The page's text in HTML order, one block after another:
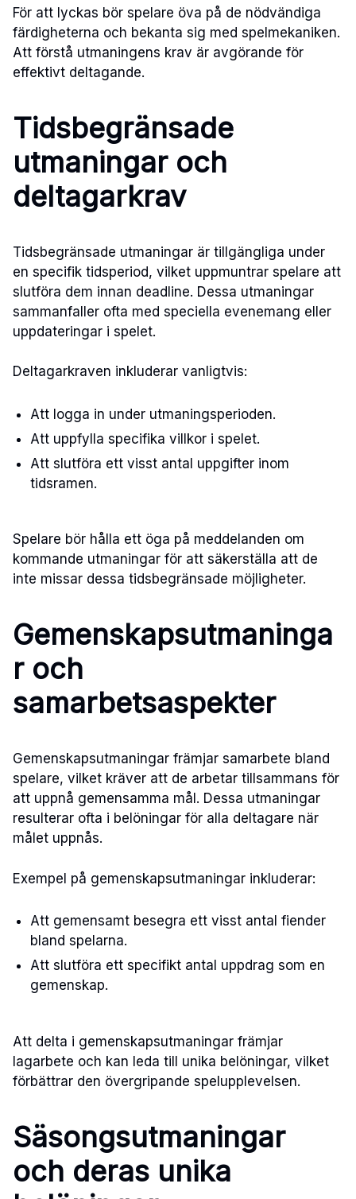
För att lyckas bör spelare öva på de nödvändiga
färdigheterna och bekanta sig med spelmekaniken.
Att förstå utmaningens krav är avgörande för
effektivt deltagande.
Tidsbegränsade
utmaningar och
deltagarkrav
Tidsbegränsade utmaningar är tillgängliga under
en specifik tidsperiod, vilket uppmuntrar spelare att
slutföra dem innan deadline. Dessa utmaningar
sammanfaller ofta med speciella evenemang eller
uppdateringar i spelet.
Deltagarkraven inkluderar vanligtvis:
Att logga in under utmaningsperioden.
Att uppfylla specifika villkor i spelet.
Att slutföra ett visst antal uppgifter inom
tidsramen.
Spelare bör hålla ett öga på meddelanden om
kommande utmaningar för att säkerställa att de
inte missar dessa tidsbegränsade möjligheter.
Gemenskapsutmaninga
r och
samarbetsaspekter
Gemenskapsutmaningar främjar samarbete bland
spelare, vilket kräver att de arbetar tillsammans för
att uppnå gemensamma mål. Dessa utmaningar
resulterar ofta i belöningar för alla deltagare när
målet uppnås.
Exempel på gemenskapsutmaningar inkluderar:
Att gemensamt besegra ett visst antal fiender
bland spelarna.
Att slutföra ett specifikt antal uppdrag som en
gemenskap.
Att delta i gemenskapsutmaningar främjar
lagarbete och kan leda till unika belöningar, vilket
förbättrar den övergripande spelupplevelsen.
Säsongsutmaningar
och deras unika